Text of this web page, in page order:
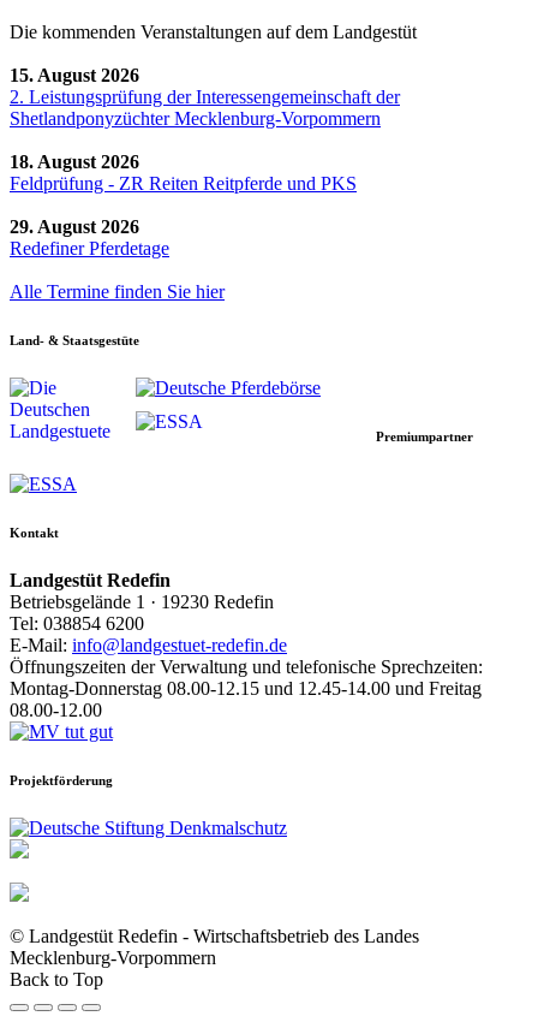
Die kommenden Veranstaltungen auf dem Landgestüt
15. August 2026
2. Leistungsprüfung der Interessengemeinschaft der
Shetlandponyzüchter Mecklenburg-Vorpommern
18. August 2026
Feldprüfung - ZR Reiten Reitpferde und PKS
29. August 2026
Redefiner Pferdetage
Alle Termine finden Sie hier
Land- & Staatsgestüte
Premiumpartner
Kontakt
Landgestüt Redefin
Betriebsgelände 1 · 19230 Redefin
Tel: 038854 6200
E-Mail: info@landgestuet-redefin.de
Öffnungszeiten der Verwaltung und telefonische Sprechzeiten:
Montag-Donnerstag 08.00-12.15 und 12.45-14.00 und Freitag
08.00-12.00
Projektförderung
© Landgestüt Redefin - Wirtschaftsbetrieb des Landes
Mecklenburg-Vorpommern
Back to Top